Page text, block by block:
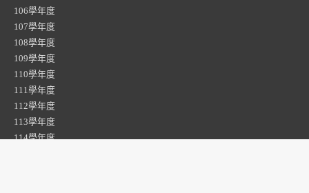
106學年度
107學年度
108學年度
109學年度
110學年度
111學年度
112學年度
113學年度
114學年度